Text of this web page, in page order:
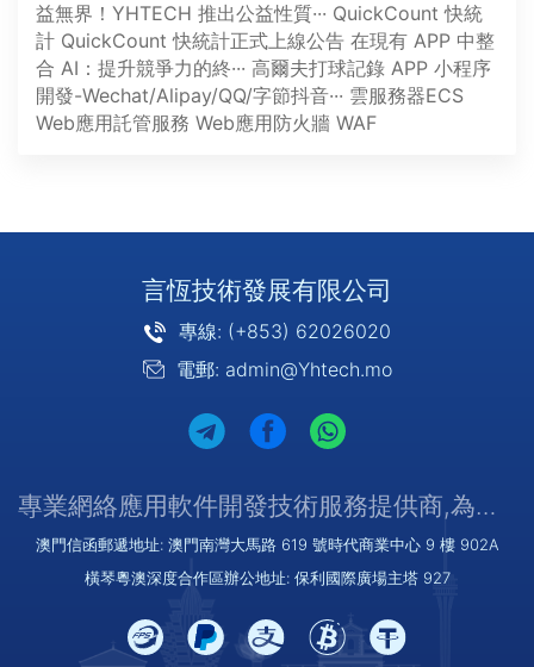
益無界！YHTECH 推出公益性質··· QuickCount 快統
計 QuickCount 快統計正式上線公告 在現有 APP 中整
合 AI：提升競爭力的終··· 高爾夫打球記錄 APP 小程序
開發-Wechat/Alipay/QQ/字節抖音··· 雲服務器ECS
Web應用託管服務 Web應用防火牆 WAF
言恆技術發展有限公司
專線: (+853) 62026020
電郵: admin@Yhtech.mo
專業網絡應用軟件開發技術服務提供商,為您提供優質/可靠的服務
澳門信函郵遞地址: 澳門南灣大馬路 619 號時代商業中心 9 樓 902A
橫琴粵澳深度合作區辦公地址: 保利國際廣場主塔 927